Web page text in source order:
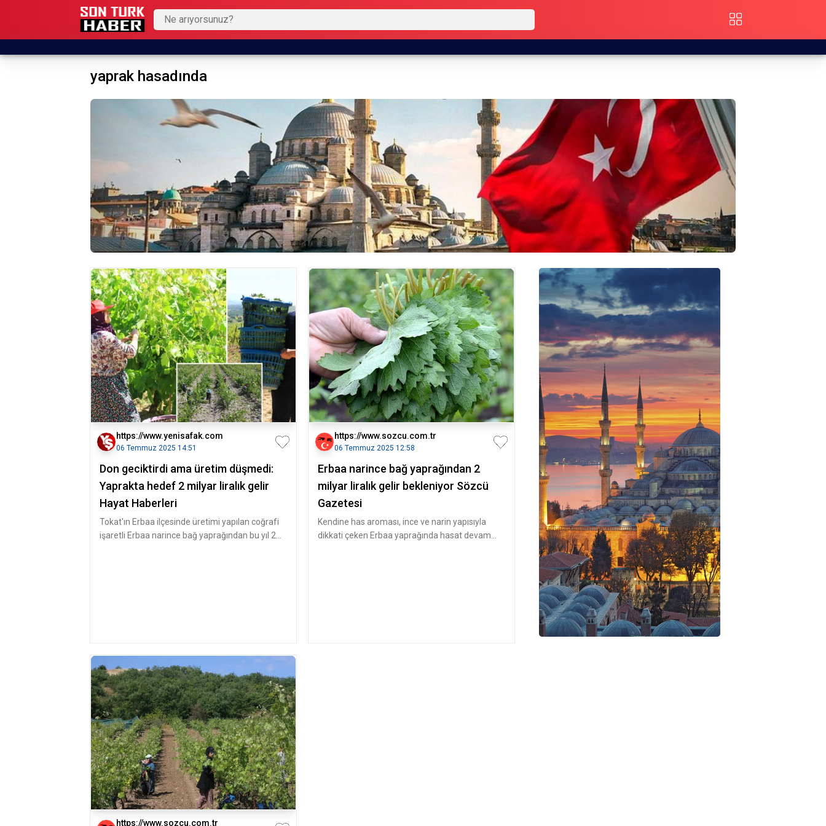
yaprak hasadında
https://www.yenisafak.com
06 Temmuz 2025 14:51
Don geciktirdi ama üretim düşmedi:
Yaprakta hedef 2 milyar liralık gelir
Hayat Haberleri
Tokat'ın Erbaa ilçesinde üretimi yapılan coğrafi
işaretli Erbaa narince bağ yaprağından bu yıl 2
https://www.sozcu.com.tr
06 Temmuz 2025 12:58
Erbaa narince bağ yaprağından 2
milyar liralık gelir bekleniyor Sözcü
Gazetesi
Kendine has aroması, ince ve narin yapısıyla
dikkati çeken Erbaa yaprağında hasat devam
https://www.sozcu.com.tr